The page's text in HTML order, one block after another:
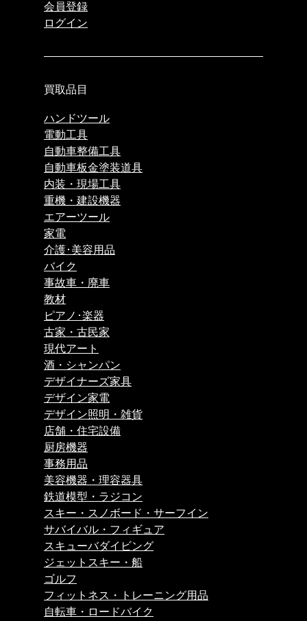
会員登録
ログイン
買取品目
ハンドツール
電動工具
自動車整備工具
自動車板金塗装道具
内装・現場工具
重機・建設機器
エアーツール
家電
介護･美容用品
バイク
事故車・廃車
教材
ピアノ･楽器
古家・古民家
現代アート
酒・シャンパン
デザイナーズ家具
デザイン家電
デザイン照明・雑貨
店舗・住宅設備
厨房機器
事務用品
美容機器・理容器具
鉄道模型・ラジコン
スキー・スノボード・サーフイン
サバイバル・フィギュア
スキューバダイビング
ジェットスキー・船
ゴルフ
フィットネス・トレーニング用品
自転車・ロードバイク